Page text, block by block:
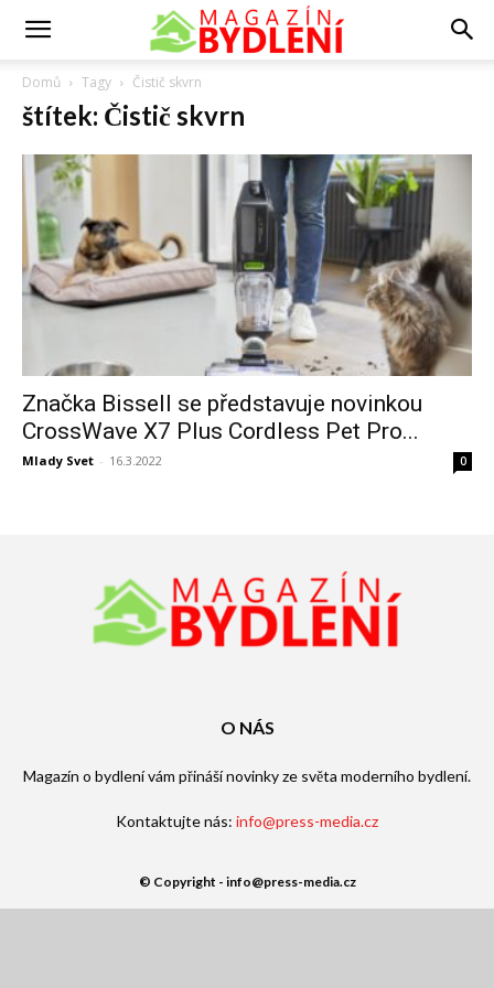
Domů Tagy Čistič skvrn
štítek: Čistič skvrn
Značka Bissell se představuje novinkou
CrossWave X7 Plus Cordless Pet Pro...
Mlady Svet - 16.3.2022 0
O NÁS
Magazín o bydlení vám přináší novinky ze světa moderního bydlení.
Kontaktujte nás: info@press-media.cz
© Copyright - info@press-media.cz